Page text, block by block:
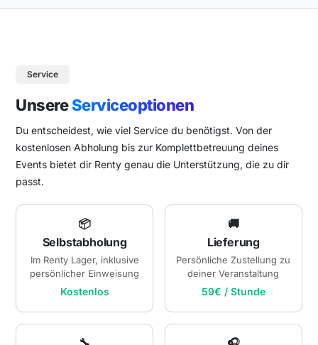
Service
UnsereServiceoptionen
Du entscheidest, wie viel Service du benötigst. Von der
kostenlosen Abholung bis zur Komplettbetreuung deines
Events bietet dir Renty genau die Unterstützung, die zu dir
passt.
📦
Selbstabholung
Im Renty Lager, inklusive
persönlicher Einweisung
Kostenlos
🚚
Lieferung
Persönliche Zustellung zu
deiner Veranstaltung
59€ / Stunde